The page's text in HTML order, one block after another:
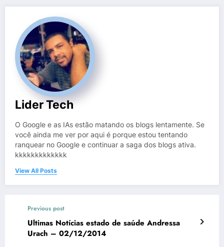
Lider Tech
O Google e as IAs estão matando os blogs lentamente. Se
você ainda me ver por aqui é porque estou tentando
ranquear no Google e continuar a saga dos blogs ativa.
kkkkkkkkkkkkk
View All Posts
Previous post
Ultimas Notícias estado de saúde Andressa
Urach – 02/12/2014